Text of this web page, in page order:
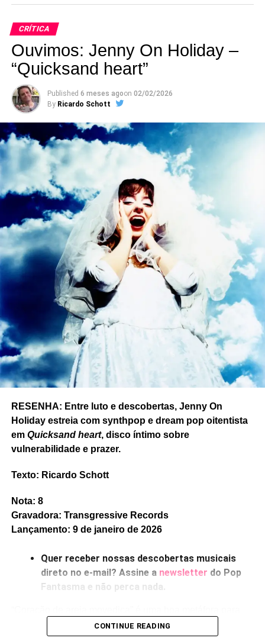
sábado passado
DON'T MISS
Você tem treze horinhas para ouvir a palavra de
Patti Smith?
Ricardo Schott
Ricardo Schott é jornalista, radialista, editor e principal
colaborador do POP FANTASMA.
CRÍTICA
Ouvimos: Jenny On Holiday –
“Quicksand heart”
Published 6 meses agoon 02/02/2026
By Ricardo Schott
RESENHA: Entre luto e descobertas, Jenny On
Holiday estreia com synthpop e dream pop oitentista
em Quicksand heart, disco íntimo sobre
vulnerabilidade e prazer.
Texto: Ricardo Schott
Nota: 8
Gravadora: Transgressive Records
Lançamento: 9 de janeiro de 2026
Quer receber nossas descobertas musicais
direto no e-mail? Assine a newsletter do Pop
Fantasma e não perca nada.
falar de profundidades sentimentais, ou de fragilidades,
CONTINUE READING